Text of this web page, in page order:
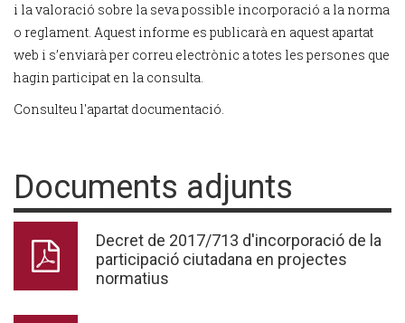
i la valoració sobre la seva possible incorporació a la norma
o reglament. Aquest informe es publicarà en aquest apartat
web i s’enviarà per correu electrònic a totes les persones que
hagin participat en la consulta.
Consulteu l'apartat documentació.
Documents adjunts
Decret de 2017/713 d'incorporació de la
participació ciutadana en projectes
normatius